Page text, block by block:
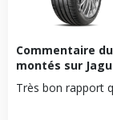
Commentaire du
montés sur
Très bon rapport